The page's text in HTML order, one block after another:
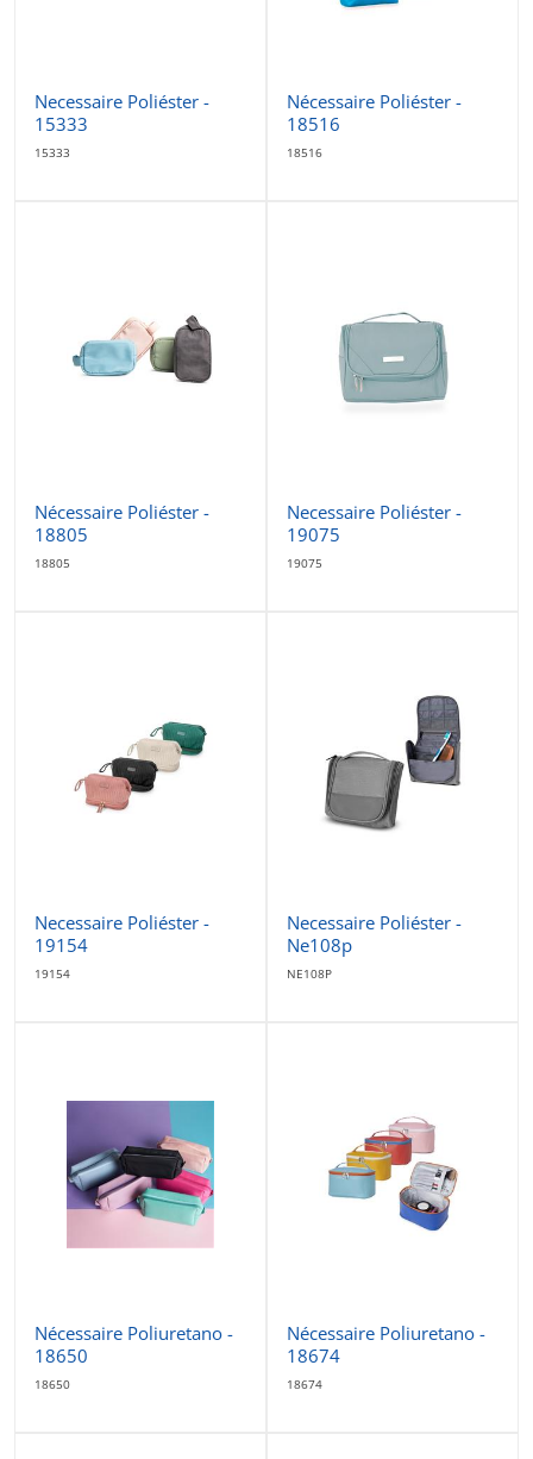
Necessaire Poliéster -
15333
15333
Nécessaire Poliéster -
18516
18516
Nécessaire Poliéster -
18805
18805
Necessaire Poliéster -
19075
19075
Necessaire Poliéster -
19154
19154
Necessaire Poliéster -
Ne108p
NE108P
Nécessaire Poliuretano -
18650
18650
Nécessaire Poliuretano -
18674
18674